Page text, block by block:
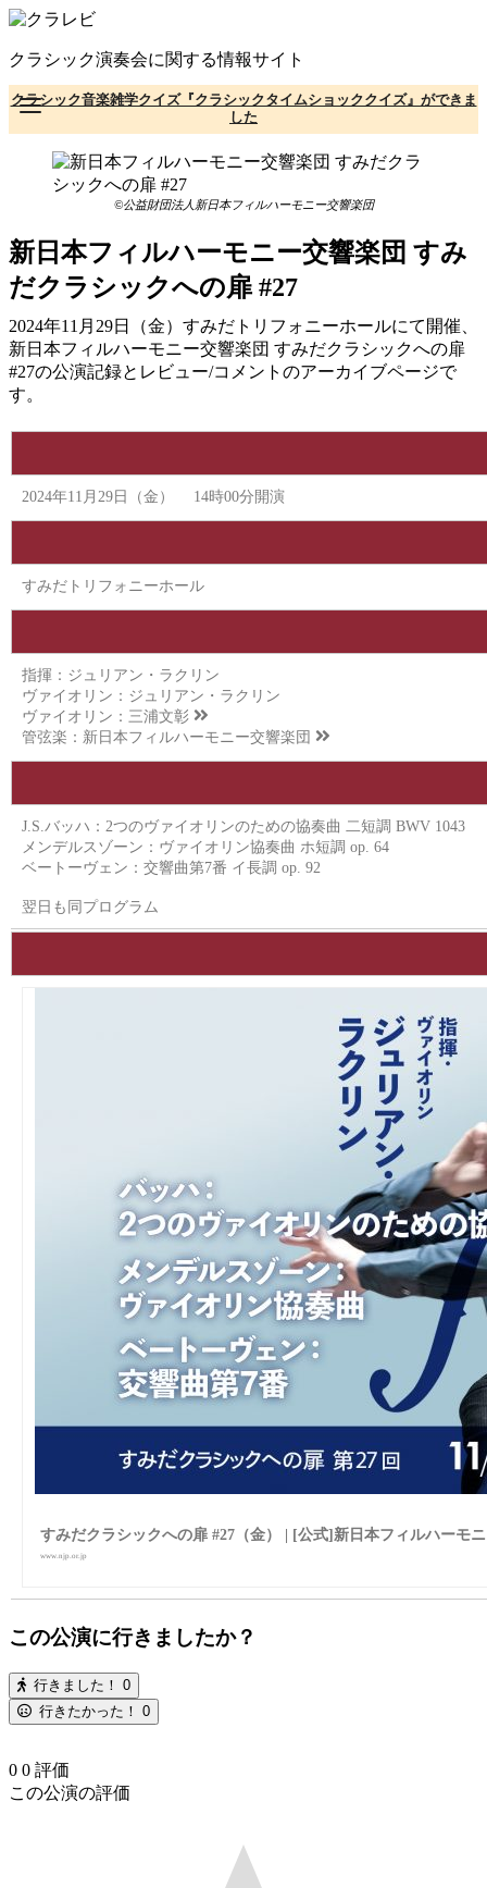
コ
テ
ン
ツ
へ
クラシック演奏会に関する情報サイト
クラシック音楽雑学クイズ『クラシックタイムショッククイズ』ができま
した
©公益財団法人新日本フィルハーモニー交響楽団
新日本フィルハーモニー交響楽団 すみ
だクラシックへの扉 #27
2024年11月29日（金）すみだトリフォニーホールにて開催、
新日本フィルハーモニー交響楽団 すみだクラシックへの扉
#27の公演記録とレビュー/コメントのアーカイブページで
す。
2024年11月29日（金） 14時00分開演
すみだトリフォニーホール
指揮：ジュリアン・ラクリン
ヴァイオリン：ジュリアン・ラクリン
ヴァイオリン： 三浦文彰
管弦楽： 新日本フィルハーモニー交響楽団
J.S.バッハ：2つのヴァイオリンのための協奏曲 二短調 BWV 1043
メンデルスゾーン：ヴァイオリン協奏曲 ホ短調 op. 64
ベートーヴェン：交響曲第7番 イ長調 op. 92
翌日も同プログラム
すみだクラシックへの扉 #27（金） | [公式]新日本フィルハー
www.njp.or.jp
この公演に行きましたか？
行きました！ 0
行きたかった！ 0
0 0 評価
この公演の評価